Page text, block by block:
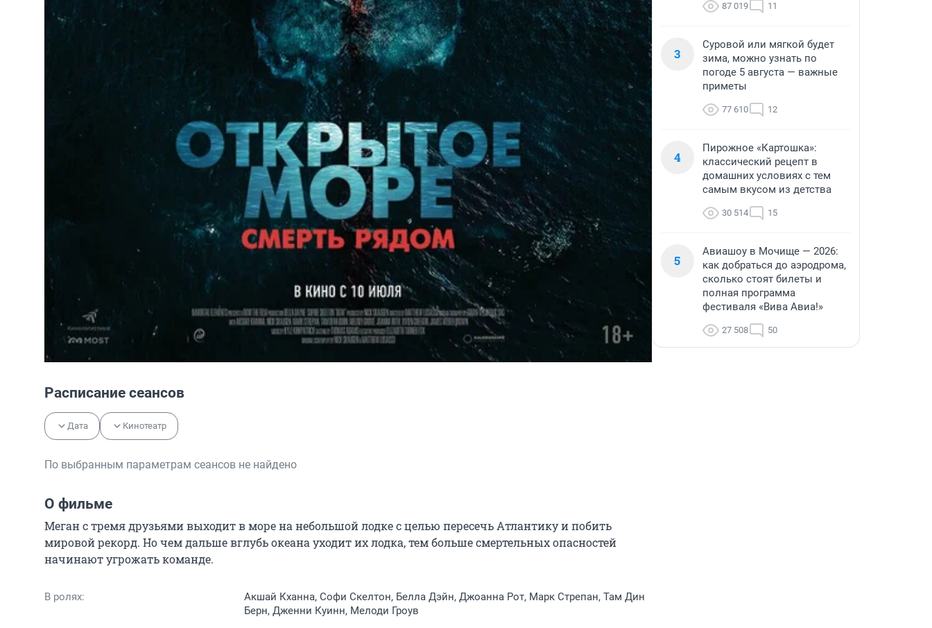
Расписание сеансов
Дата Кинотеатр
По выбранным параметрам сеансов не найдено
О фильме
Меган с тремя друзьями выходит в море на небольшой лодке с целью пересечь Атлантику и побить
мировой рекорд. Но чем дальше вглубь океана уходит их лодка, тем больше смертельных опасностей
начинают угрожать команде.
В ролях:
Акшай Кханна, Софи Скелтон, Белла Дэйн, Джоанна Рот, Марк Стрепан, Там Дин
Берн, Дженни Куинн, Мелоди Гроув
87 019 11
3
Суровой или мягкой будет
зима, можно узнать по
погоде 5 августа — важные
приметы
77 610 12
4
Пирожное «Картошка»:
классический рецепт в
домашних условиях с тем
самым вкусом из детства
30 514 15
5
Авиашоу в Мочище — 2026:
как добраться до аэродрома,
сколько стоят билеты и
полная программа
фестиваля «Вива Авиа!»
27 508 50